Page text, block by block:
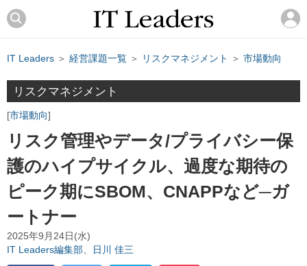
IT Leaders ＞ 経営課題一覧 ＞ リスクマネジメント ＞ 市場動向
リスクマネジメント
市場動向
リスク管理やデータ/プライバシー保
護のハイプサイクル、過度な期待の
ピーク期にSBOM、CNAPPなど─ガ
ートナー
2025年9月24日(水)
IT Leaders編集部、日川 佳三